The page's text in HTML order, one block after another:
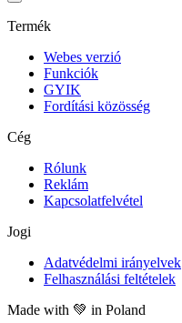
Termék
Webes verzió
Funkciók
GYIK
Fordítási közösség
Cég
Rólunk
Reklám
Kapcsolatfelvétel
Jogi
Adatvédelmi irányelvek
Felhasználási feltételek
Made with 💚 in Poland